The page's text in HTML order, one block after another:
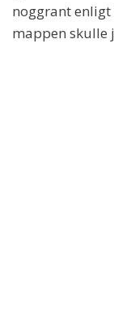
noggrant
mappen skulle